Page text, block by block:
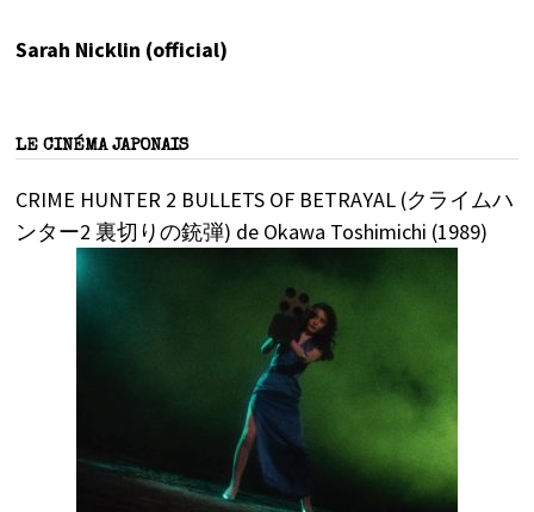
Sarah Nicklin (official)
LE CINÉMA JAPONAIS
CRIME HUNTER 2 BULLETS OF BETRAYAL (クライムハ
ンター2 裏切りの銃弾) de Okawa Toshimichi (1989)